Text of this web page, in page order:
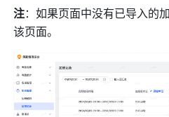
注：如果页面中没有已导入的
该页面。